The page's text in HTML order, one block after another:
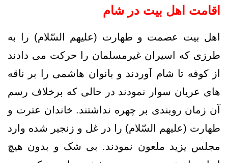
اقامت اهل بیت در شام
اهل بیت عصمت و طهارت (علیهم السّلام) را به
طرزی که اسیران غیرمسلمان را حرکت می دادند
از کوفه تا شام آوردند و بانوان هاشمی را بر ناقه
های عریان سوار نمودند در حالی که برخلاف رسم
آن زمان روبندی بر چهره نداشتند. خاندان عترت و
طهارت (علیهم السّلام) را در غل و زنجیر شده وارد
مجلس یزید ملعون نمودند. بی شک و بدون هیچ